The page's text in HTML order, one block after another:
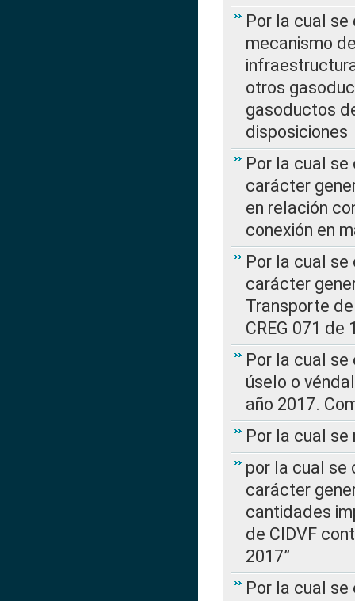
Por la cual se
mecanismo
otros
gasoductos
disposiciones
Por la cual
carácter
en relación
conexión en
Por la cual
carácter
Transporte
CREG 071 de
Por la cual
úselo o
año 2017.
Por la cual se
por la cual se
carácter
cantidades
de CIDVF
2017”
Por la cual